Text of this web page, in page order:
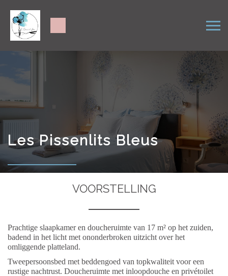
Les Pissenlits Bleus
VOORSTELLING
Prachtige slaapkamer en doucheruimte van 17 m² op het zuiden,
badend in het licht met ononderbroken uitzicht over het
omliggende platteland.
Tweepersoonsbed met beddengoed van topkwaliteit voor een
rustige nachtrust. Doucheruimte met inloopdouche en privétoilet